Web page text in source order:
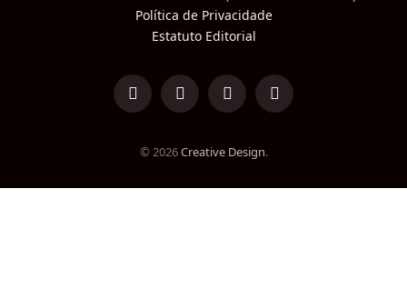
Política de Privacidade
Estatuto Editorial
LinkedInFacebookInstagramTikTok
© 2026Creative Design.